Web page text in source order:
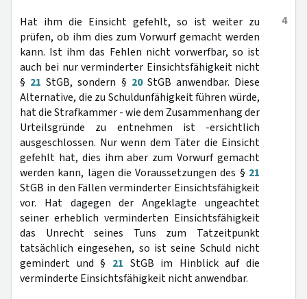
4
Hat ihm die Einsicht gefehlt, so ist weiter zu
prüfen, ob ihm dies zum Vorwurf gemacht werden
kann. Ist ihm das Fehlen nicht vorwerfbar, so ist
auch bei nur verminderter Einsichtsfähigkeit nicht
§ 21 StGB, sondern § 20StGB anwendbar. Diese
Alternative, die zu Schuldunfähigkeit führen würde,
hat die Strafkammer - wie dem Zusammenhang der
Urteilsgründe zu entnehmen ist -ersichtlich
ausgeschlossen. Nur wenn dem Täter die Einsicht
gefehlt hat, dies ihm aber zum Vorwurf gemacht
werden kann, lägen die Voraussetzungen des § 21
StGB in den Fällen verminderter Einsichtsfähigkeit
vor. Hat dagegen der Angeklagte ungeachtet
seiner erheblich verminderten Einsichtsfähigkeit
das Unrecht seines Tuns zum Tatzeitpunkt
tatsächlich eingesehen, so ist seine Schuld nicht
gemindert und § 21 StGB im Hinblick auf die
verminderte Einsichtsfähigkeit nicht anwendbar.